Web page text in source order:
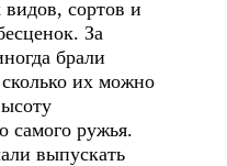
сортов и
За
брали
их можно
самого ружья.
выпускать